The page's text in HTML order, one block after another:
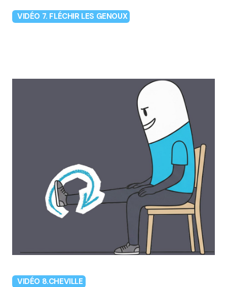
VIDÉO 7. FLÉCHIR LES GENOUX
VIDÉO 8.CHEVILLE